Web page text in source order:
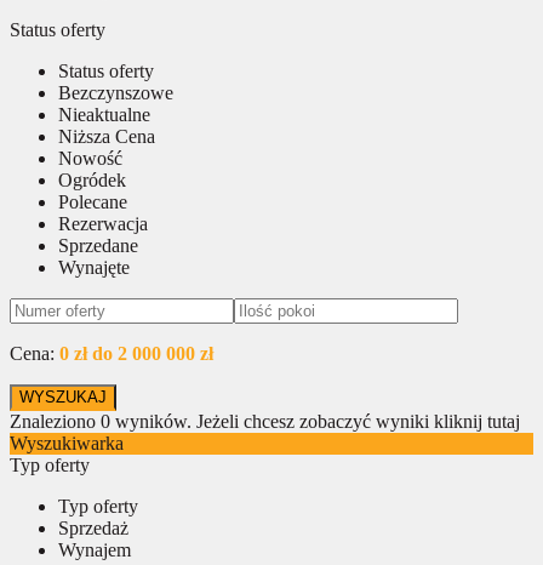
Status oferty
Status oferty
Bezczynszowe
Nieaktualne
Niższa Cena
Nowość
Ogródek
Polecane
Rezerwacja
Sprzedane
Wynajęte
Cena: 0 zł do 2 000 000 zł
Znaleziono 0 wyników. Jeżeli chcesz zobaczyć wyniki kliknij tutaj
Wyszukiwarka
Typ oferty
Typ oferty
Sprzedaż
Wynajem